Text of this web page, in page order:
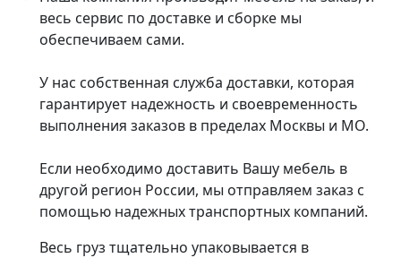
весь сервис по доставке и сборке мы
обеспечиваем сами.
У нас собственная служба доставки, которая
гарантирует надежность и своевременность
выполнения заказов в пределах Москвы и МО.
Если необходимо доставить Вашу мебель в
другой регион России, мы отправляем заказ с
помощью надежных транспортных компаний.
Весь груз тщательно упаковывается в